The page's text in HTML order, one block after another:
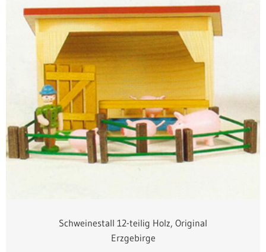
Schweinestall 12-teilig Holz, Original
Erzgebirge